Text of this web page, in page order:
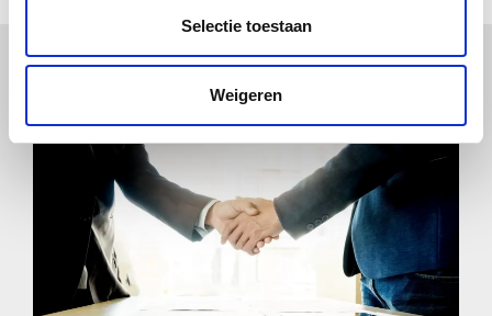
Selectie toestaan
Weigeren